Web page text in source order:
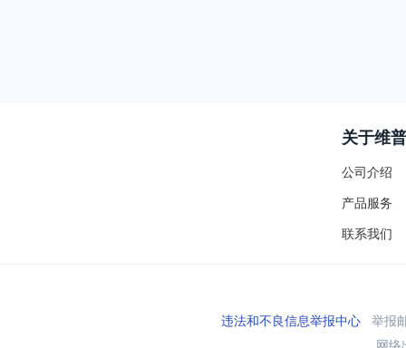
关于维普
公司介绍
产品服务
联系我们
违法和不良信息举报中心举报
网